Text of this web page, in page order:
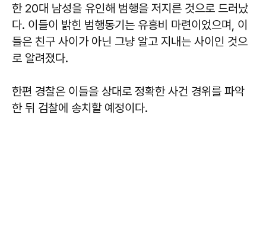
한 20대 남성을 유인해 범행을 저지른 것으로 드러났
다. 이들이 밝힌 범행동기는 유흥비 마련이었으며, 이
들은 친구 사이가 아닌 그냥 알고 지내는 사이인 것으
로 알려졌다.
한편 경찰은 이들을 상대로 정확한 사건 경위를 파악
한 뒤 검찰에 송치할 예정이다.